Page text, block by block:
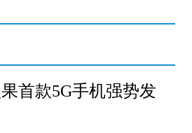
首款5G手机强势发